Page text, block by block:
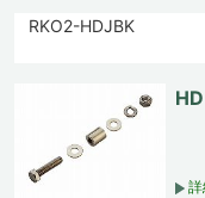
RKO2-HDJBK